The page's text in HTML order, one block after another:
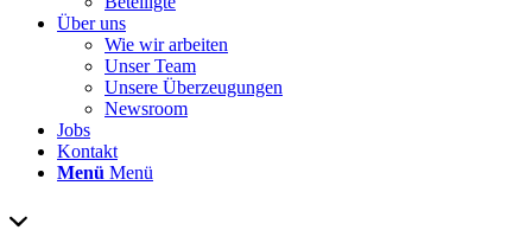
Über uns
Wie wir arbeiten
Unser Team
Unsere Überzeugungen
Newsroom
Jobs
Kontakt
Menü Menü